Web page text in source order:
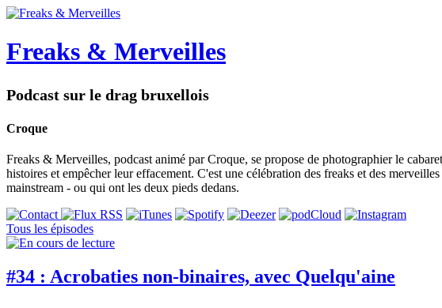
Freaks & Merveilles
Podcast sur le drag bruxellois
Croque
Freaks & Merveilles, podcast animé par Croque, se propose de photographier le
histoires et empêcher leur effacement. C'est une célébration des freaks et des
mainstream - ou qui ont les deux pieds dedans.
Tous les épisodes
#34 : Acrobaties non-binaires, avec Quelqu'aine